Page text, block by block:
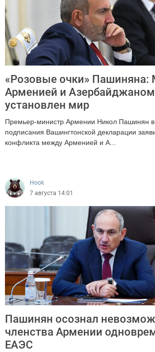
«Розовые очки»
Арменией и Азербайджаном
установлен мир
Премьер-министр Армении Никол Пашинян
подписания Вашингтонской декларации
конфликта между Арменией и А...
Hook
7 августа 14:01
Пашинян осознал
членства Армении
ЕАЭС